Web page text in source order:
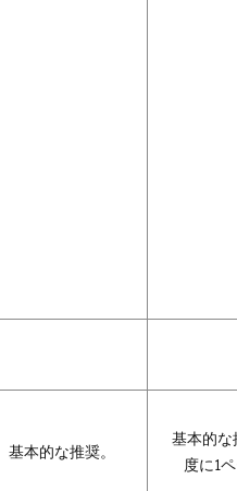
基本的な推奨。
基本的な
度に1ペ